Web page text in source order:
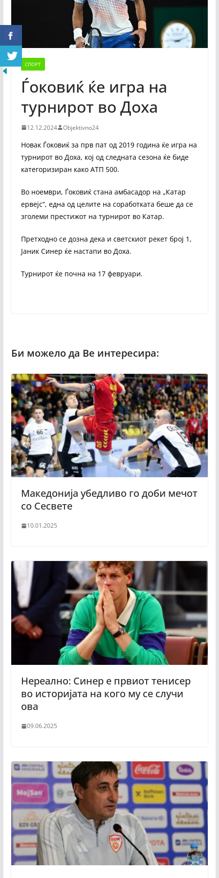
СПОРТ
Ѓоковиќ ќе игра на
турнирот во Доха
12.12.2024 Objektivno24
Новак Ѓоковиќ за прв пат од 2019 година ќе игра на
турнирот во Доха, кој од следната сезона ќе биде
категоризиран како АТП 500.
Во ноември, Ѓоковиќ стана амбасадор на „Катар
ервејс“, една од целите на соработката беше да се
зголеми престижот на турнирот во Катар.
Претходно се дозна дека и светскиот рекет број 1,
Јаник Синер ќе настапи во Доха.
Турнирот ќе почна на 17 февруари.
Македонија убедливо го доби мечот
со Сесвете
10.01.2025
Нереално: Синер е првиот тенисер
во историјата на кого му се случи
ова
09.06.2025